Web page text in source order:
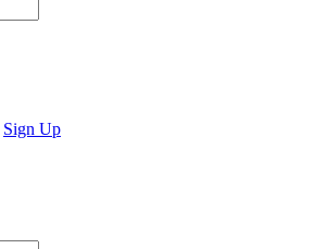
Sign Up